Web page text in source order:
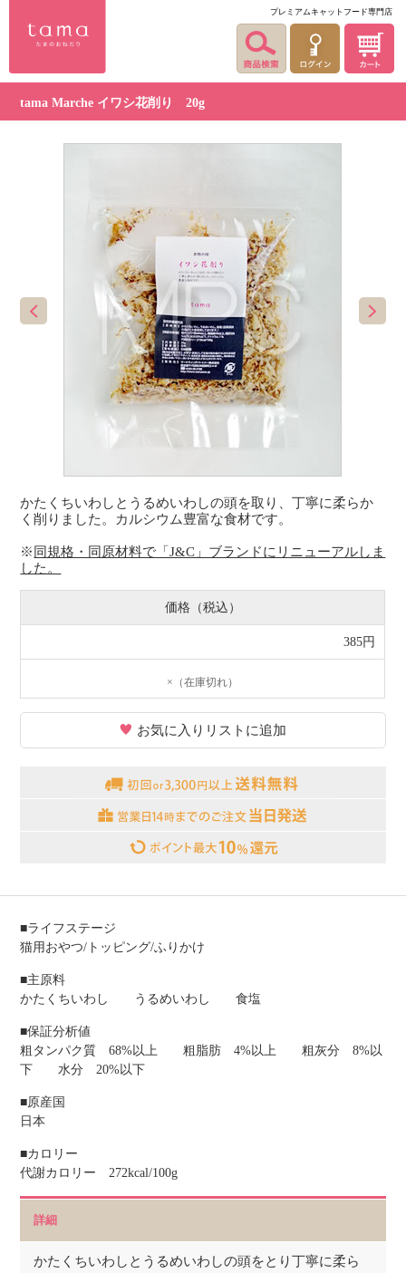
プレミアムキャットフード専門店
tama Marche イワシ花削り 20g
かたくちいわしとうるめいわしの頭を取り、丁寧に柔らか
く削りました。カルシウム豊富な食材です。
※ 同規格・同原材料で「J&C」ブランドにリニューアルしま
した。
価格（税込）
385円
×（在庫切れ）
お気に入りリストに追加
■ライフステージ
猫用おやつ/トッピング/ふりかけ
■主原料
かたくちいわし うるめいわし 食塩
■保証分析値
粗タンパク質 68%以上 粗脂肪 4%以上 粗灰分 8%以
下 水分 20%以下
■原産国
日本
■カロリー
代謝カロリー 272kcal/100g
詳細
かたくちいわしとうるめいわしの頭をとり丁寧に柔ら